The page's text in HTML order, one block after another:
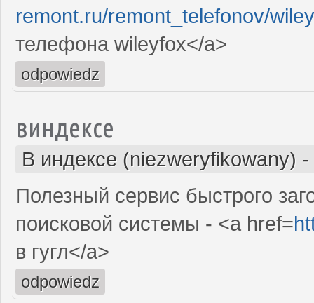
remont.ru/remont_telefonov/
телефона wileyfox</a>
odpowiedz
виндексе
В индексе (niezweryfikowany) -
Полезный сервис быстрого
поисковой системы - <a href=
в гугл</a>
odpowiedz